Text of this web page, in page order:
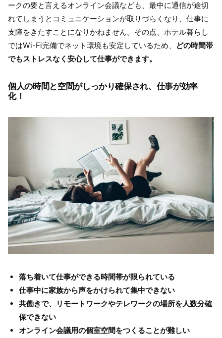
ークの要と言えるオンライン会議なども、最中に通信が途切
れてしまうとコミュニケーションが取りづらくなり、仕事に
支障をきたすことになりかねません。その点、ホテル暮らし
ではWi-Fi完備でネット環境も安定しているため、
どの時間帯
でもストレスなく安心して仕事ができます。
個人の時間と空間がしっかり確保され、仕事が効率
化！
落ち着いて仕事ができる時間帯が限られている
仕事中に家族から声をかけられて集中できない
共働きで、リモートワークやテレワークの場所を人数分確
保できない
オンライン会議用の個室空間をつくることが難しい